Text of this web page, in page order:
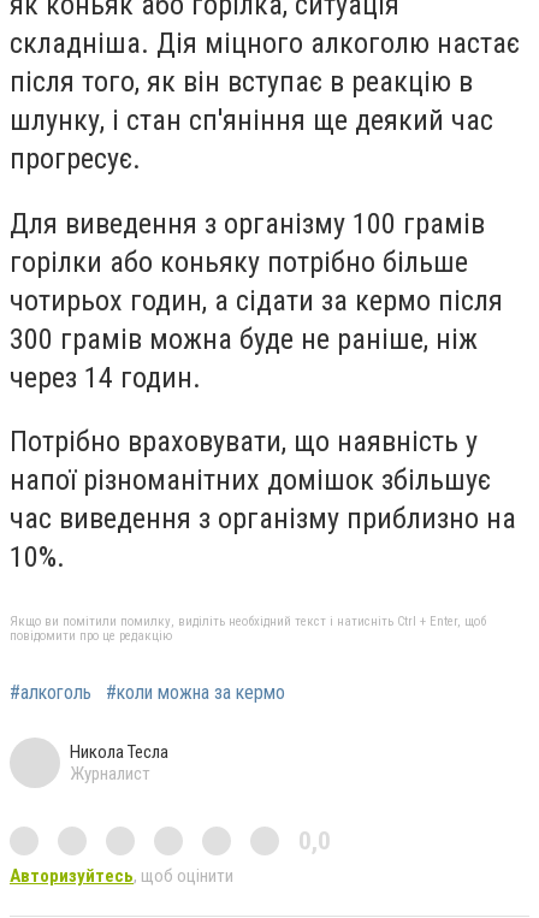
складніша. Дія міцного алкоголю настає
після того, як він вступає в реакцію в
шлунку, і стан сп'яніння ще деякий час
прогресує.
Для виведення з організму 100 грамів
горілки або коньяку потрібно більше
чотирьох годин, а сідати за кермо після
300 грамів можна буде не раніше, ніж
через 14 годин.
Потрібно враховувати, що наявність у
напої різноманітних домішок збільшує
час виведення з організму приблизно на
10%.
Якщо ви помітили помилку, виділіть необхідний текст і натисніть Ctrl + Enter, щоб
повідомити про це редакцію
#алкоголь #коли можна за кермо
Никола Тесла
Журналист
0,0
Авторизуйтесь, щоб оцінити